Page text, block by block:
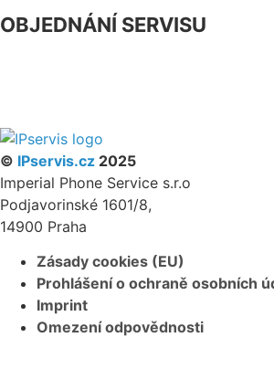
OBJEDNÁNÍ SERVISU
© IPservis.cz 2025
Imperial Phone Service s.r.o
Podjavorinské 1601/8,
14900 Praha
Zásady cookies (EU)
Prohlášení o ochraně osobních
Imprint
Omezení odpovědnosti